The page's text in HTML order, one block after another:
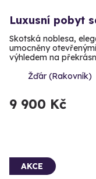
Luxusní pobyt
Skotská noblesa,
umocněny
výhledem na
Žďár (Rakovník)
9 900 Kč
AKCE